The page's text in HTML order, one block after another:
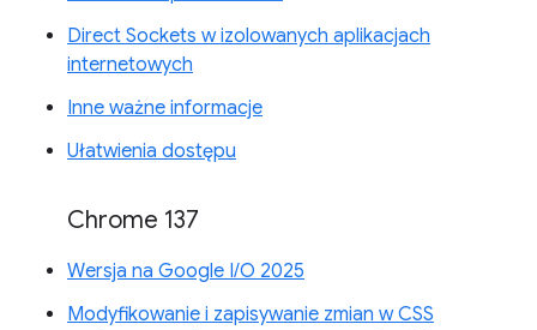
Direct Sockets w izolowanych aplikacjach
internetowych
Inne ważne informacje
Ułatwienia dostępu
Chrome 137
Wersja na Google I/O 2025
Modyfikowanie i zapisywanie zmian w CSS